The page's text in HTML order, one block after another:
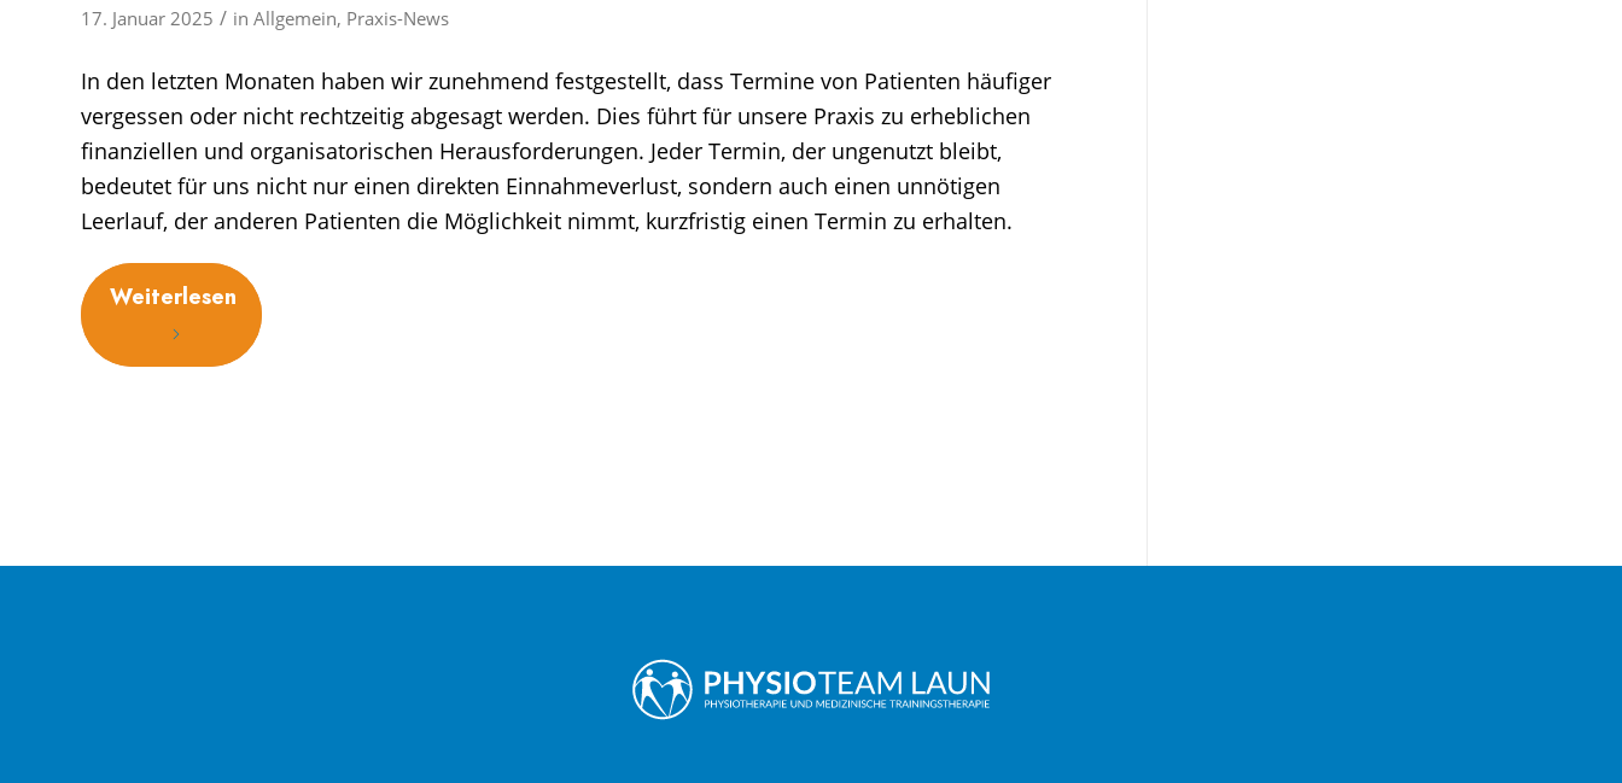
17. Januar 2025 / in Allgemein, Praxis-News
In den letzten Monaten haben wir zunehmend festgestellt, dass Termine von Patienten häufiger
vergessen oder nicht rechtzeitig abgesagt werden. Dies führt für unsere Praxis zu erheblichen
finanziellen und organisatorischen Herausforderungen. Jeder Termin, der ungenutzt bleibt,
bedeutet für uns nicht nur einen direkten Einnahmeverlust, sondern auch einen unnötigen
Leerlauf, der anderen Patienten die Möglichkeit nimmt, kurzfristig einen Termin zu erhalten.
Weiterlesen